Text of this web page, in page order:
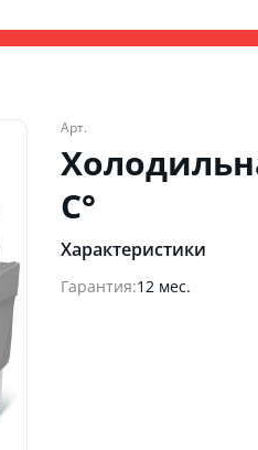
Арт.
C°
Характеристики
Гарантия:12 мес.